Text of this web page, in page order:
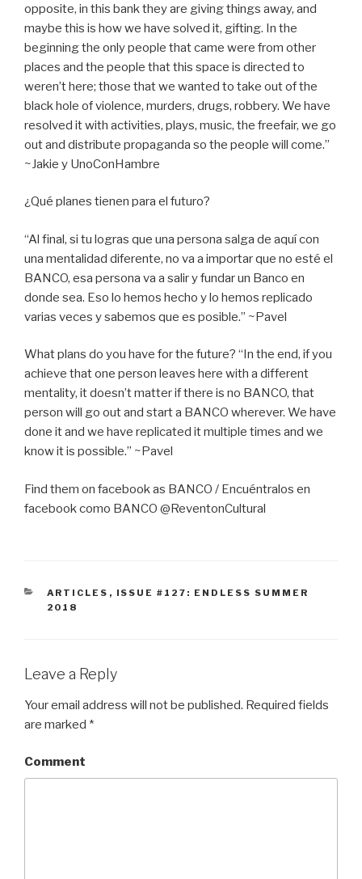
opposite, in this bank they are giving things away, and
maybe this is how we have solved it, gifting. In the
beginning the only people that came were from other
places and the people that this space is directed to
weren’t here; those that we wanted to take out of the
black hole of violence, murders, drugs, robbery. We have
resolved it with activities, plays, music, the freefair, we go
out and distribute propaganda so the people will come.”
~Jakie y UnoConHambre
¿Qué planes tienen para el futuro?
“Al final, si tu logras que una persona salga de aquí con
una mentalidad diferente, no va a importar que no esté el
BANCO, esa persona va a salir y fundar un Banco en
donde sea. Eso lo hemos hecho y lo hemos replicado
varias veces y sabemos que es posible.” ~Pavel
What plans do you have for the future? “In the end, if you
achieve that one person leaves here with a different
mentality, it doesn’t matter if there is no BANCO, that
person will go out and start a BANCO wherever. We have
done it and we have replicated it multiple times and we
know it is possible.” ~Pavel
Find them on facebook as BANCO / Encuéntralos en
facebook como BANCO @ReventonCultural
CATEGORIES
ARTICLES , ISSUE #127: ENDLESS SUMMER
2018
Leave a Reply
Your email address will not be published. Required fields
are marked *
Comment